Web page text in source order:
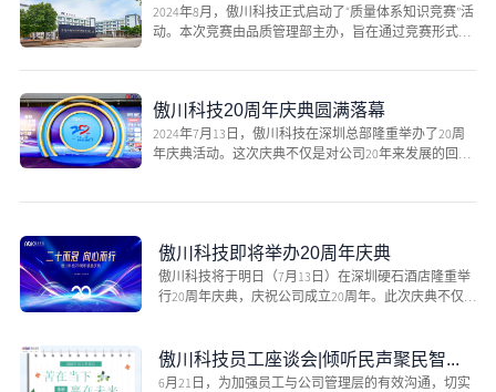
2024年8月，傲川科技正式启动了“质量体系知识竞赛”活
动。本次竞赛由品质管理部主办，旨在通过竞赛形式，
傲川科技20周年庆典圆满落幕
2024年7月13日，傲川科技在深圳总部隆重举办了20周
年庆典活动。这次庆典不仅是对公司20年来发展的回顾
傲川科技即将举办20周年庆典
傲川科技将于明日（7月13日）在深圳硬石酒店隆重举
行20周年庆典，庆祝公司成立20周年。此次庆典不仅
傲川科技员工座谈会|倾听民声聚民智、革新降本靠大家
6月21日，为加强员工与公司管理层的有效沟通，切实